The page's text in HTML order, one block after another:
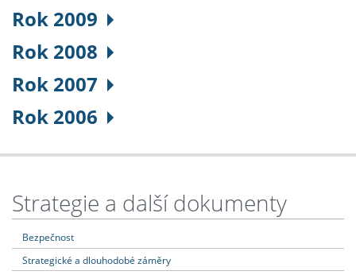
Rok 2009
Rok 2008
Rok 2007
Rok 2006
Strategie a další dokumenty
Bezpečnost
Strategické a dlouhodobé záměry